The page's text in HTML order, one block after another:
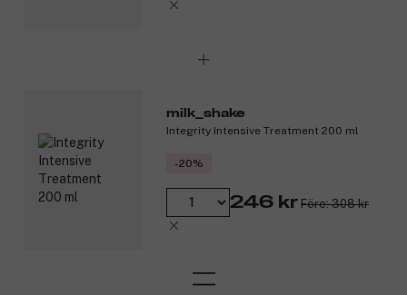
milk_shake
Integrity Intensive Treatment 200 ml
-20%
246 kr Före: 308 kr